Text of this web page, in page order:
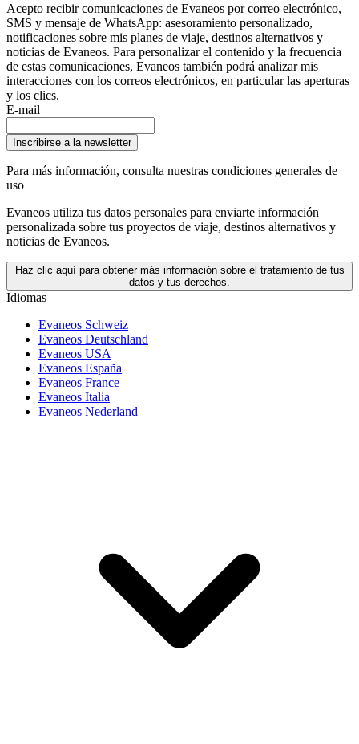
Acepto recibir comunicaciones de Evaneos por correo electrónico,
SMS y mensaje de WhatsApp: asesoramiento personalizado,
notificaciones sobre mis planes de viaje, destinos alternativos y
noticias de Evaneos. Para personalizar el contenido y la frecuencia
de estas comunicaciones, Evaneos también podrá analizar mis
interacciones con los correos electrónicos, en particular las aperturas
y los clics.
E-mail
Inscribirse a la newsletter
Para más información, consulta nuestras condiciones generales de
uso
Evaneos utiliza tus datos personales para enviarte información
personalizada sobre tus proyectos de viaje, destinos alternativos y
noticias de Evaneos.
Haz clic aquí para obtener más información sobre el tratamiento de tus
datos y tus derechos.
Idiomas
Evaneos Schweiz
Evaneos Deutschland
Evaneos USA
Evaneos España
Evaneos France
Evaneos Italia
Evaneos Nederland